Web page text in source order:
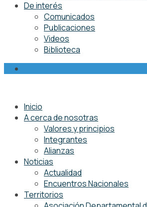
De interés
Comunicados
Publicaciones
Videos
Biblioteca
Inicio
A cerca de nosotras
Valores y principios
Integrantes
Alianzas
Noticias
Actualidad
Encuentros Nacionales
Territorios